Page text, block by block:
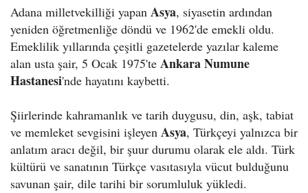
Adana milletvekilliği yapan Asya, siyasetin ardından
yeniden öğretmenliğe döndü ve 1962'de emekli oldu.
Emeklilik yıllarında çeşitli gazetelerde yazılar kaleme
alan usta şair, 5 Ocak 1975'te Ankara Numune
Hastanesi'nde hayatını kaybetti.
Şiirlerinde kahramanlık ve tarih duygusu, din, aşk, tabiat
ve memleket sevgisini işleyen Asya, Türkçeyi yalnızca bir
anlatım aracı değil, bir şuur durumu olarak ele aldı. Türk
kültürü ve sanatının Türkçe vasıtasıyla vücut bulduğunu
savunan şair, dile tarihi bir sorumluluk yükledi.